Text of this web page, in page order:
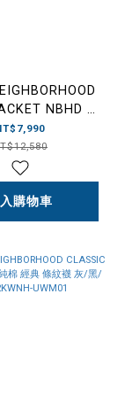
NBHD 透
水 運動外套 奶
色-242AQNH-
JKM01
購物車